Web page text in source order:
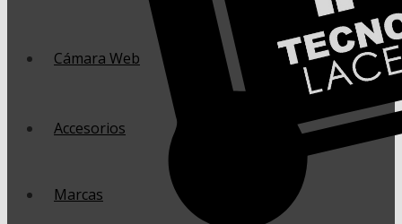
Cámara Web
Accesorios
Marcas